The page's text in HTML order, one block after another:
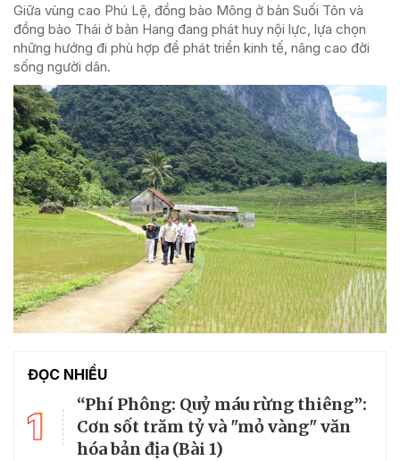
Giữa vùng cao Phú Lệ, đồng bào Mông ở bản Suối Tôn và
đồng bào Thái ở bản Hang đang phát huy nội lực, lựa chọn
những hướng đi phù hợp để phát triển kinh tế, nâng cao đời
sống người dân.
ĐỌC NHIỀU
1
“Phí Phông: Quỷ máu rừng thiêng”:
Cơn sốt trăm tỷ và "mỏ vàng" văn
hóa bản địa (Bài 1)